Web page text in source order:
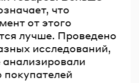
что
от этого
лучше. Проведено
исследований,